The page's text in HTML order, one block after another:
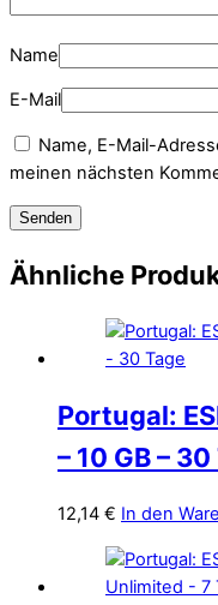
Name
E-Mail
Name, E-Mail-
meinen nächsten
Ähnliche
Portugal:
– 10 GB –
12,14 € In den